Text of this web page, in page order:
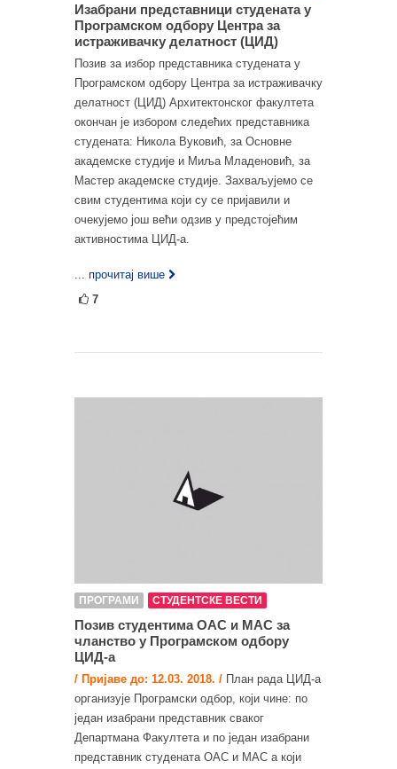
Изабрани представници студената у
Програмском одбору Центра за
истраживачку делатност (ЦИД)
Позив за избор представника студената у
Програмском одбору Центра за истраживачку
делатност (ЦИД) Архитектонског факултета
окончан је избором следећих представника
студената: Никола Вуковић, за Основне
академске студије и Миља Младеновић, за
Мастер академске студије. Захваљујемо се
свим студентима који су се пријавили и
очекујемо још већи одзив у предстојећим
активностима ЦИД-а.
... прочитај више
7
ПРОГРАМИ СТУДЕНТСКЕ ВЕСТИ
Позив студентима ОАС и МАС за
чланство у Програмском одбору
ЦИД-а
/ Пријаве до: 12.03. 2018. / План рада ЦИД-а
организује Програмски одбор, који чине: по
један изабрани представник сваког
Департмана Факултета и по један изабрани
представник студената ОАС и МАС а који